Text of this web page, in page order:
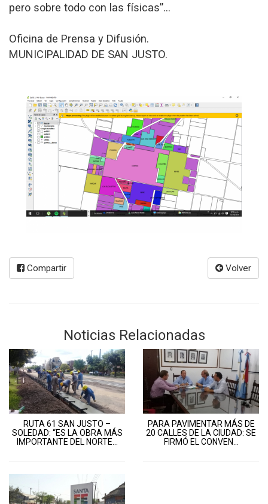
pero sobre todo con las físicas”...
Oficina de Prensa y Difusión.
MUNICIPALIDAD DE SAN JUSTO.
Compartir Volver
Noticias Relacionadas
RUTA 61 SAN JUSTO –
SOLEDAD: “ES LA OBRA MÁS
IMPORTANTE DEL NORTE...
PARA PAVIMENTAR MÁS DE
20 CALLES DE LA CIUDAD: SE
FIRMÓ EL CONVEN...